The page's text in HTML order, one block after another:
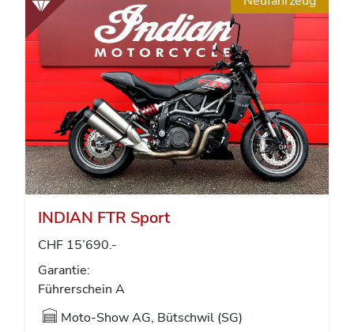
INDIAN FTR Sport
CHF 15’690.-
Garantie:
Führerschein A
Moto-Show AG, Bütschwil (SG)